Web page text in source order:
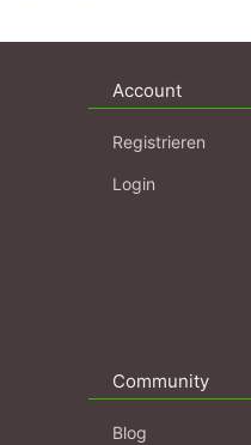
Account
Registrieren
Login
Community
Blog